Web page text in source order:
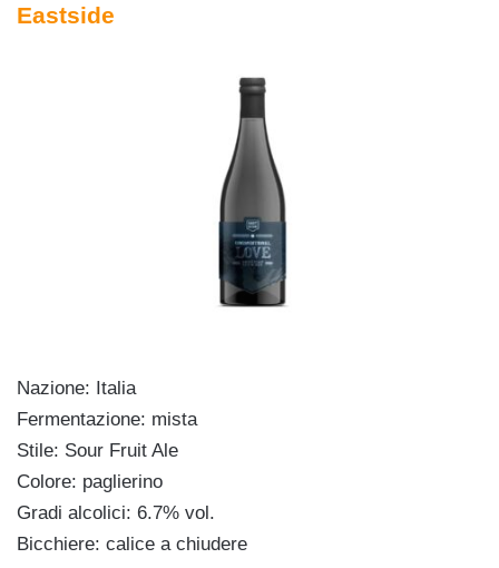
Eastside
Nazione: Italia
Fermentazione: mista
Stile: Sour Fruit Ale
Colore: paglierino
Gradi alcolici: 6.7% vol.
Bicchiere: calice a chiudere